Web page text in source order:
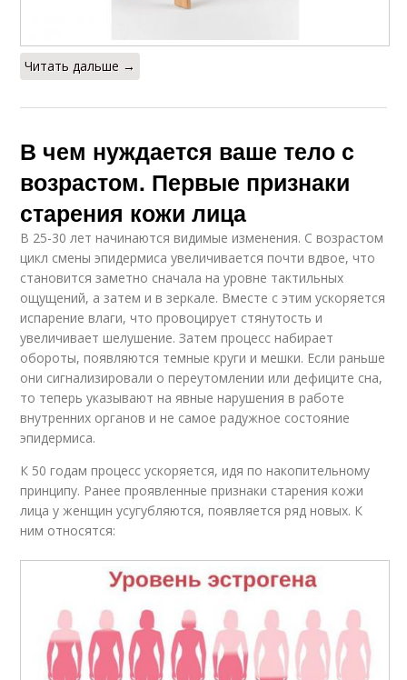
Читать дальше →
В чем нуждается ваше тело с
возрастом. Первые признаки
старения кожи лица
В 25-30 лет начинаются видимые изменения. С возрастом
цикл смены эпидермиса увеличивается почти вдвое, что
становится заметно сначала на уровне тактильных
ощущений, а затем и в зеркале. Вместе с этим ускоряется
испарение влаги, что провоцирует стянутость и
увеличивает шелушение. Затем процесс набирает
обороты, появляются темные круги и мешки. Если раньше
они сигнализировали о переутомлении или дефиците сна,
то теперь указывают на явные нарушения в работе
внутренних органов и не самое радужное состояние
эпидермиса.
К 50 годам процесс ускоряется, идя по накопительному
принципу. Ранее проявленные признаки старения кожи
лица у женщин усугубляются, появляется ряд новых. К
ним относятся: